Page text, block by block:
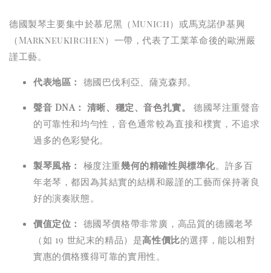
德國製琴主要集中於慕尼黑（Munich）或馬克諾伊基興
（Markneukirchen）一帶，代表了工業革命後的歐洲嚴
謹工藝。
代表地區： 德國巴伐利亞、薩克森邦。
聲音 DNA： 清晰、穩定、音色扎實。
德國琴注重聲音
的可靠性和均勻性，音色通常較為直接和樸實，不追求
過多的色彩變化。
製琴風格： 極度注重幾何的精確性與標準化。許多百
年老琴，都因為其結實的結構和嚴謹的工藝而保持著良
好的演奏狀態。
價值定位： 德國琴價格帶非常廣，高品質的德國老琴
（如 19 世紀末的精品）是高性價比的選擇，能以相對
實惠的價格獲得可靠的實用性。